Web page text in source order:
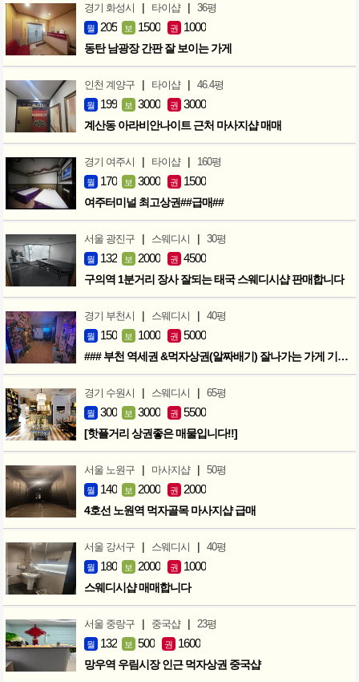
경기 화성시 | 타이샵 | 36평
월 205 보 1500 권 1000
동탄 남광장 간판 잘 보이는 가게
인천 계양구 | 타이샵 | 46.4평
월 199 보 3000 권 3000
계산동 아라비안나이트 근처 마사지샵 매매
경기 여주시 | 타이샵 | 160평
월 170 보 3000 권 1500
여주터미널 최고상권##급매##
서울 광진구 | 스웨디시 | 30평
월 132 보 2000 권 4500
구의역 1분거리 장사 잘되는 태국 스웨디시샵 판매합니다
경기 부천시 | 스웨디시 | 40평
월 150 보 1000 권 5000
### 부천 역세권 &먹자상권(알짜배기) 잘나가는 가게 기회입니다 ###
경기 수원시 | 스웨디시 | 65평
월 300 보 3000 권 5500
[핫플거리 상권좋은 매물입니다!!]
서울 노원구 | 마사지샵 | 50평
월 140 보 2000 권 2000
4호선 노원역 먹자골목 마사지샵 급매
서울 강서구 | 스웨디시 | 40평
월 180 보 2000 권 1000
스웨디시샵 매매합니다
서울 중랑구 | 중국샵 | 23평
월 132 보 500 권 1600
망우역 우림시장 인근 먹자상권 중국샵